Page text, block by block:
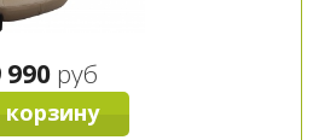
990 руб
корзину